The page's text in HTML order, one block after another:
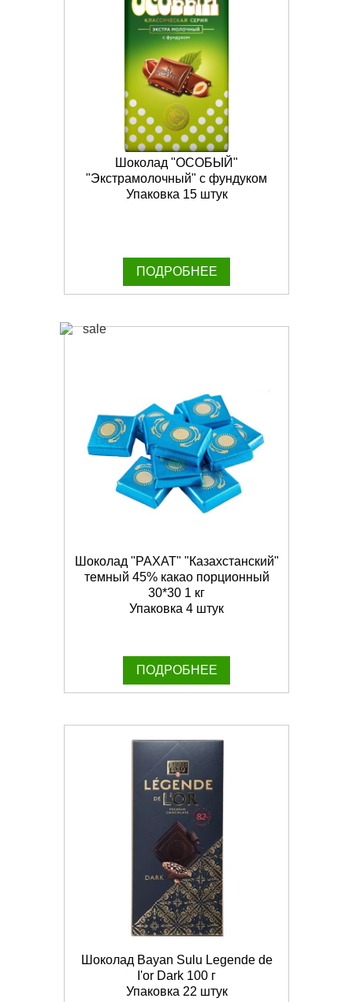
Шоколад "ОСОБЫЙ"
"Экстрамолочный" с фундуком
Упаковка 15 штук
ПОДРОБНЕЕ
Шоколад "РАХАТ" "Казахстанский"
темный 45% какао порционный
30*30 1 кг
Упаковка 4 штук
ПОДРОБНЕЕ
Шоколад Bayan Sulu Legende de
I'or Dark 100 г
Упаковка 22 штук